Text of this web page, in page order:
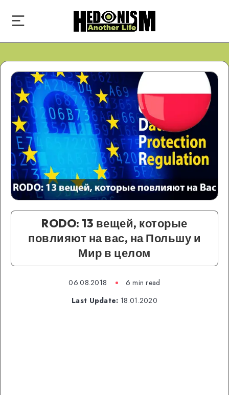
RODO: 13 вещей, которые
повлияют на вас, на Польшу и
Мир в целом
06.08.2018
6 min read
Last Update: 18.01.2020